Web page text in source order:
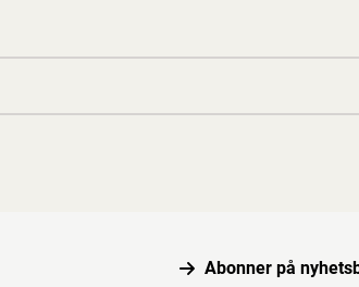
Abonner på